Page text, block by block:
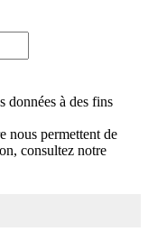
données à des fins
nous permettent de
consultez notre